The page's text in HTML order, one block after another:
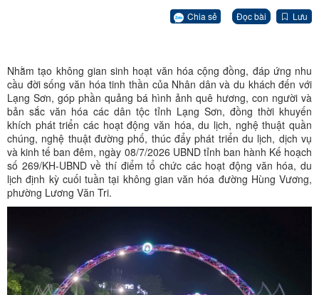
Chia sẻ Đọc bài Lưu
Nhằm tạo không gian sinh hoạt văn hóa cộng đồng, đáp ứng nhu
cầu đời sống văn hóa tinh thần của Nhân dân và du khách đến với
Lạng Sơn, góp phần quảng bá hình ảnh quê hương, con người và
bản sắc văn hóa các dân tộc tỉnh Lạng Sơn, đồng thời khuyến
khích phát triển các hoạt động văn hóa, du lịch, nghệ thuật quần
chúng, nghệ thuật đường phố, thúc đẩy phát triển du lịch, dịch vụ
và kinh tế ban đêm, ngày 08/7/2026 UBND tỉnh ban hành Kế hoạch
số 269/KH-UBND về thí điểm tổ chức các hoạt động văn hóa, du
lịch định kỳ cuối tuần tại không gian văn hóa đường Hùng Vương,
phường Lương Văn Tri.